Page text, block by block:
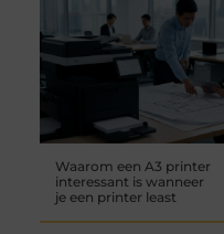
Waarom een A3 printer
interessant is wanneer
je een printer least